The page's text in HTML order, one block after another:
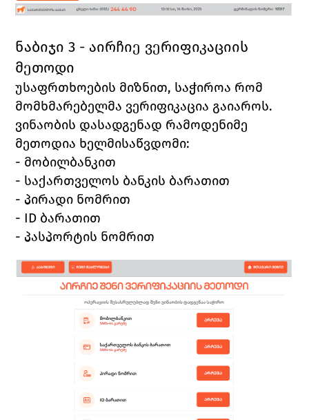
ნაბიჯი 3 - აირჩიე ვერიფიკაციის
მეთოდი
უსაფრთხოების მიზნით, საჭიროა რომ
მომხმარებელმა ვერიფიკაცია გაიაროს.
ვინაობის დასადგენად რამოდენიმე
მეთოდია ხელმისაწვდომი:
- მობილბანკით
- საქართველოს ბანკის ბარათით
- პირადი ნომრით
- ID ბარათით
- პასპორტის ნომრით